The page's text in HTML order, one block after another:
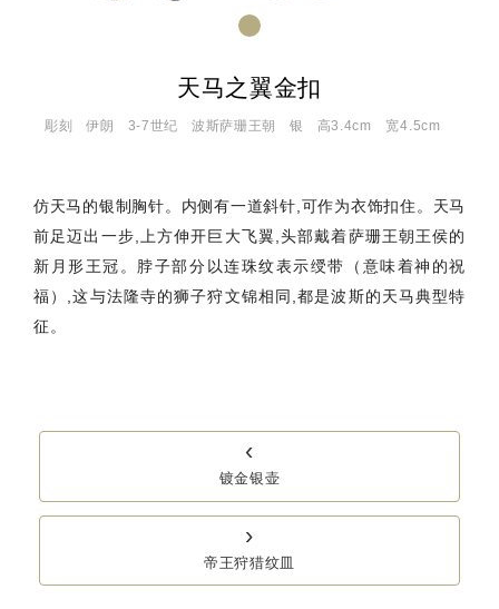
天马之翼金扣
彫刻 伊朗 3‐7世纪 波斯萨珊王朝 银 高3.4cm 宽4.5cm
仿天马的银制胸针。内侧有一道斜针,可作为衣饰扣住。天马
前足迈出一步,上方伸开巨大飞翼,头部戴着萨珊王朝王侯的
新月形王冠。脖子部分以连珠纹表示绶带（意味着神的祝
福）,这与法隆寺的狮子狩文锦相同,都是波斯的天马典型特
征。
‹
镀金银壶
›
帝王狩猎纹皿